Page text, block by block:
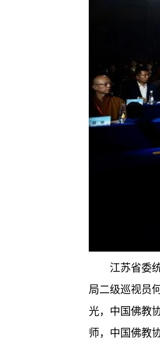
江苏省委
局二级巡视员
光，中国佛教
师，中国佛教